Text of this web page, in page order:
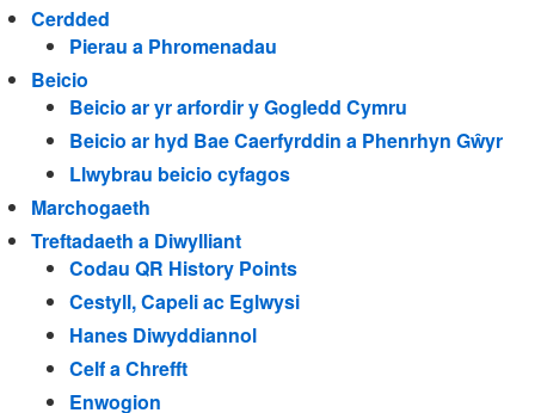
Cerdded
Pierau a Phromenadau
Beicio
Beicio ar yr arfordir y Gogledd Cymru
Beicio ar hyd Bae Caerfyrddin a Phenrhyn Gŵyr
Llwybrau beicio cyfagos
Marchogaeth
Treftadaeth a Diwylliant
Codau QR History Points
Cestyll, Capeli ac Eglwysi
Hanes Diwyddiannol
Celf a Chrefft
Enwogion